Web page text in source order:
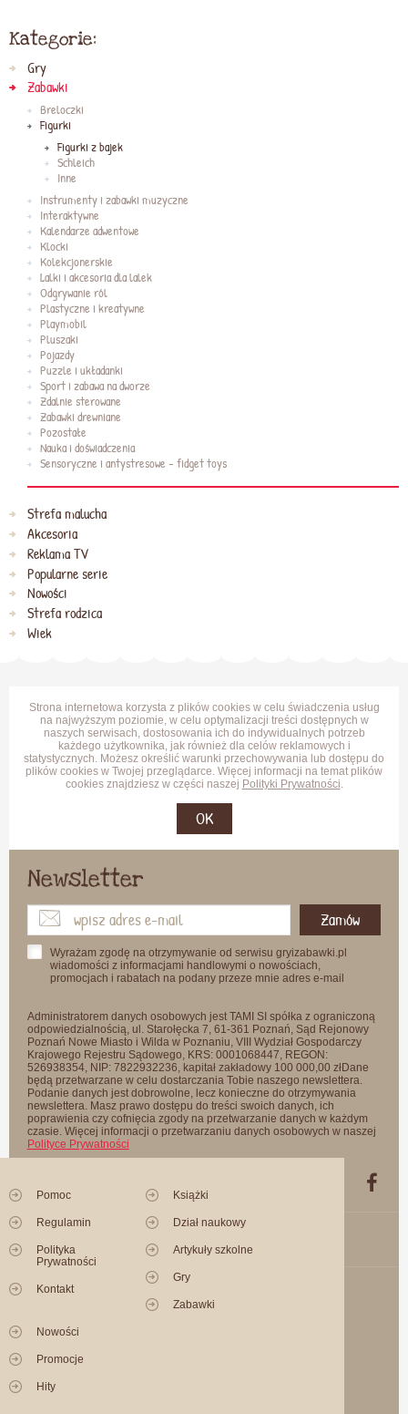
Kategorie:
Gry
Zabawki
Breloczki
Figurki
Figurki z bajek
Schleich
Inne
Instrumenty i zabawki muzyczne
Interaktywne
Kalendarze adwentowe
Klocki
Kolekcjonerskie
Lalki i akcesoria dla lalek
Odgrywanie ról
Plastyczne i kreatywne
Playmobil
Pluszaki
Pojazdy
Puzzle i układanki
Sport i zabawa na dworze
Zdalnie sterowane
Zabawki drewniane
Pozostałe
Nauka i doświadczenia
Sensoryczne i antystresowe - fidget toys
Strefa malucha
Akcesoria
Reklama TV
Popularne serie
Nowości
Strefa rodzica
Wiek
Strona internetowa korzysta z plików cookies w celu świadczenia usług
na najwyższym poziomie, w celu optymalizacji treści dostępnych w
naszych serwisach, dostosowania ich do indywidualnych potrzeb
każdego użytkownika, jak również dla celów reklamowych i
statystycznych. Możesz określić warunki przechowywania lub dostępu do
plików cookies w Twojej przeglądarce. Więcej informacji na temat plików
cookies znajdziesz w części naszej Polityki Prywatności.
OK
Newsletter
Zamów
Wyrażam zgodę na otrzymywanie od serwisu gryizabawki.pl
wiadomości z informacjami handlowymi o nowościach,
promocjach i rabatach na podany przeze mnie adres e-mail
Administratorem danych osobowych jest TAMI SI spółka z ograniczoną
odpowiedzialnością, ul. Starołęcka 7, 61-361 Poznań, Sąd Rejonowy
Poznań Nowe Miasto i Wilda w Poznaniu, VIII Wydział Gospodarczy
Krajowego Rejestru Sądowego, KRS: 0001068447, REGON:
526938354, NIP: 7822932236, kapitał zakładowy 100 000,00 złDane
będą przetwarzane w celu dostarczania Tobie naszego newslettera.
Podanie danych jest dobrowolne, lecz konieczne do otrzymywania
newslettera. Masz prawo dostępu do treści swoich danych, ich
poprawienia czy cofnięcia zgody na przetwarzanie danych w każdym
czasie. Więcej informacji o przetwarzaniu danych osobowych w naszej
Polityce Prywatności
Pomoc
Regulamin
Polityka
Prywatności
Kontakt
Książki
Dział naukowy
Artykuły szkolne
Gry
Zabawki
Nowości
Promocje
Hity